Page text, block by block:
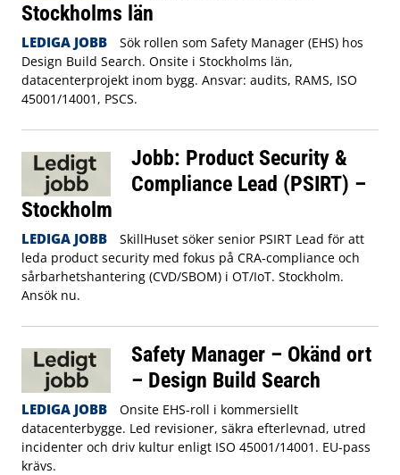
Stockholms län
LEDIGA JOBB
Sök rollen som Safety Manager (EHS) hos
Design Build Search. Onsite i Stockholms län,
datacenterprojekt inom bygg. Ansvar: audits, RAMS, ISO
45001/14001, PSCS.
Jobb: Product Security &
Compliance Lead (PSIRT) –
Stockholm
LEDIGA JOBB
SkillHuset söker senior PSIRT Lead för att
leda product security med fokus på CRA‑compliance och
sårbarhetshantering (CVD/SBOM) i OT/IoT. Stockholm.
Ansök nu.
Safety Manager – Okänd ort
– Design Build Search
LEDIGA JOBB
Onsite EHS-roll i kommersiellt
datacenterbygge. Led revisioner, säkra efterlevnad, utred
incidenter och driv kultur enligt ISO 45001/14001. EU-pass
krävs.